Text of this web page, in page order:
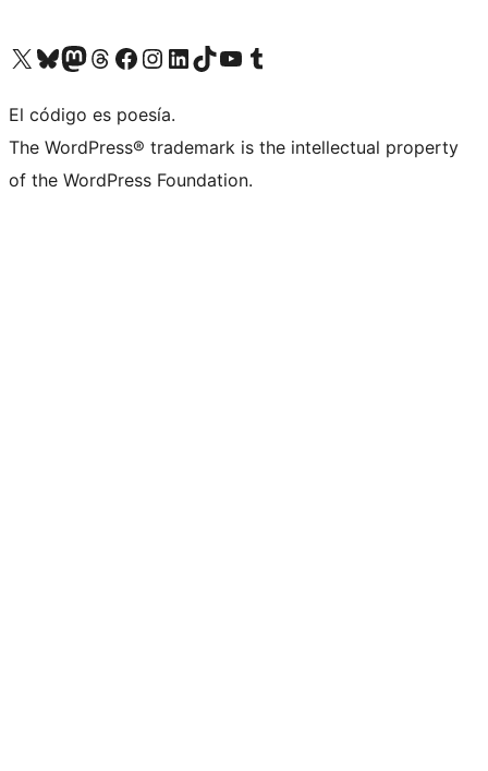
Visitá nuestra cuenta de X (anteriormente Twitter)
Visitá nuestra cuenta de Bluesky
Visitá nuestra cuenta de Mastodon
Visitá nuestra cuenta de Threads
Visitá nuestra página de Facebook
Visitá nuestra cuenta de Instagram
Visitá nuestra cuenta de LinkedIn
Visitá nuestra cuenta de TikTok
Visitá nuestro canal de YouTube
Visitá nuestra cuenta de Tumblr
El código es poesía.
The WordPress® trademark is the intellectual property
of the WordPress Foundation.